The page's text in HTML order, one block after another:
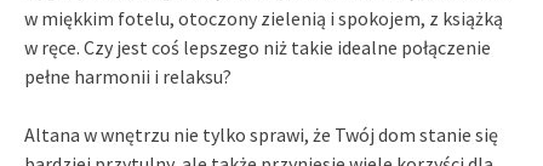
w miękkim fotelu, otoczony zielenią i spokojem, z książką
w ręce. Czy jest coś lepszego niż takie idealne połączenie
pełne harmonii i relaksu?
Altana w wnętrzu nie tylko sprawi, że Twój dom stanie się